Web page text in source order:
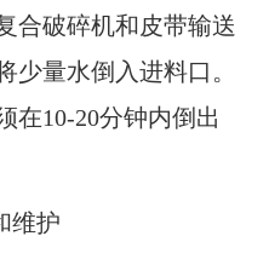
合破碎机和皮带输送
少量水倒入进料口。
在10-20分钟内倒出
维护